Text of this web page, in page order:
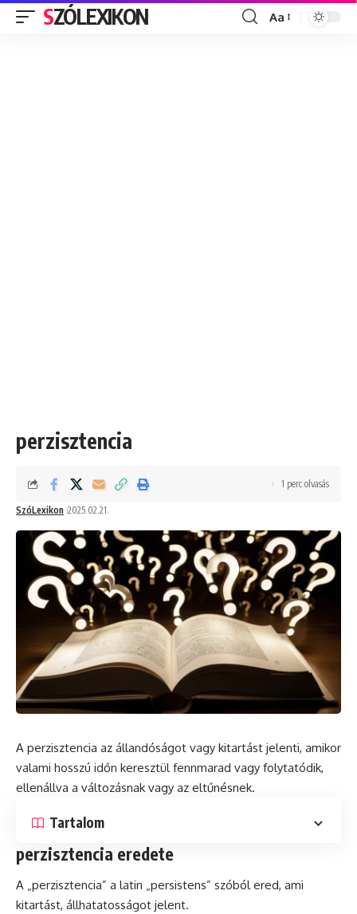
SZÓLEXIKON
Font
Aa
perzisztencia
SzóLexikon 2025.02.21.
1 perc olvasás
A perzisztencia az állandóságot vagy kitartást jelenti, amikor
valami hosszú időn keresztül fennmarad vagy folytatódik,
ellenállva a változásnak vagy az eltűnésnek.
Tartalom
perzisztencia eredete
A „perzisztencia” a latin „persistens” szóból ered, ami
kitartást, állhatatosságot jelent.